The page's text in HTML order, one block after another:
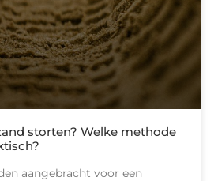
storten? Welke methode
aangebracht voor een